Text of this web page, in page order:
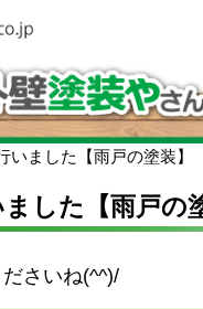
ました【雨戸の塗装】
した【雨戸の
ださいね(^^)/